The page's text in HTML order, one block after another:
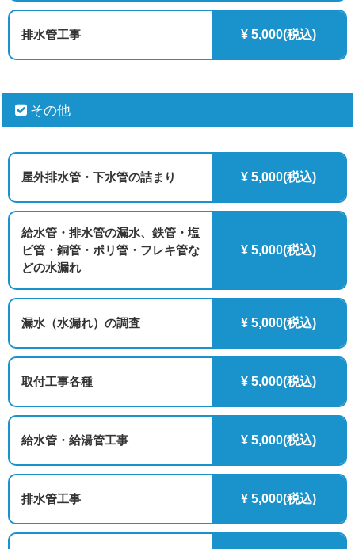
排水管工事 ¥ 5,000(税込)
その他
屋外排水管・下水管の詰まり ¥ 5,000(税込)
給水管・排水管の漏水、鉄管・塩
ビ管・銅管・ポリ管・フレキ管な
どの水漏れ
¥ 5,000(税込)
漏水（水漏れ）の調査 ¥ 5,000(税込)
取付工事各種 ¥ 5,000(税込)
給水管・給湯管工事 ¥ 5,000(税込)
排水管工事 ¥ 5,000(税込)